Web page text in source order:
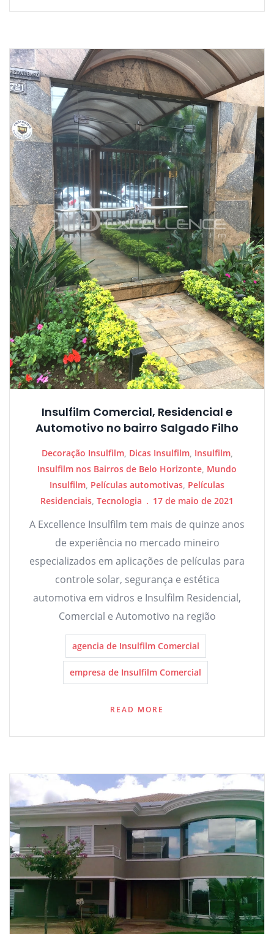
Insulfilm Comercial, Residencial e
Automotivo no bairro Salgado Filho
Decoração Insulfilm, Dicas Insulfilm, Insulfilm,
Insulfilm nos Bairros de Belo Horizonte, Mundo
Insulfilm, Películas automotivas, Películas
Residenciais, Tecnologia 17 de maio de 2021
A Excellence Insulfilm tem mais de quinze anos
de experiência no mercado mineiro
especializados em aplicações de películas para
controle solar, segurança e estética
automotiva em vidros e Insulfilm Residencial,
Comercial e Automotivo na região
agencia de Insulfilm Comercial
empresa de Insulfilm Comercial
READ MORE